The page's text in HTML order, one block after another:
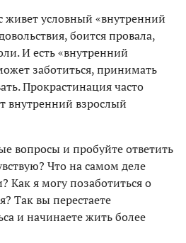
живет условный «внутренний
боится провала,
И есть «внутренний
заботиться, принимать
Прокрастинация часто
внутренний взрослый
вопросы и пробуйте ответить
Что на самом деле
Как я могу позаботиться о
Так вы перестаете
и начинаете жить более